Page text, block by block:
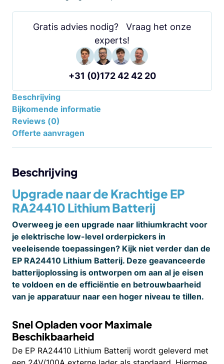
Gratis advies nodig? Vraag het onze
experts!
+31 (0)172 42 42 20
Beschrijving
Bijkomende informatie
Reviews (0)
Offerte aanvragen
Beschrijving
Upgrade naar de Krachtige EP
RA24410 Lithium Batterij
Overweeg je een upgrade naar lithiumkracht voor
je elektrische low-level orderpickers in
veeleisende toepassingen? Kijk niet verder dan de
EP RA24410 Lithium Batterij. Deze geavanceerde
batterijoplossing is ontworpen om aan al je eisen
te voldoen en de efficiëntie en betrouwbaarheid
van je apparatuur naar een hoger niveau te tillen.
Snel Opladen voor Maximale
Beschikbaarheid
De EP RA24410 Lithium Batterij wordt geleverd met